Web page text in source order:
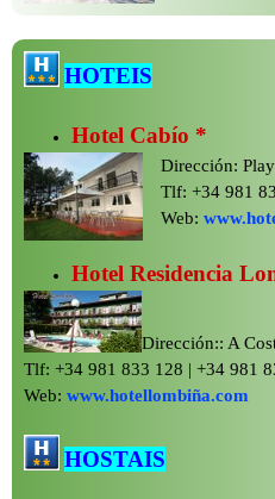
HOTEIS
Hotel Cabío *
Dirección:
Tlf: +34 981
Web:
Hotel Residencia
Dirección:: A
Tlf: +34 981 833 128 | +34 981
Web: www.hotellombiña.com
HOSTAIS